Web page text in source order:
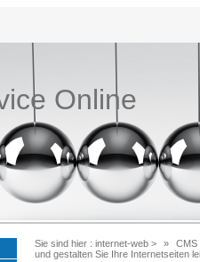
Online
Sie sind hier : internet-web >
CMS
und gestalten Sie Ihre Internetseiten